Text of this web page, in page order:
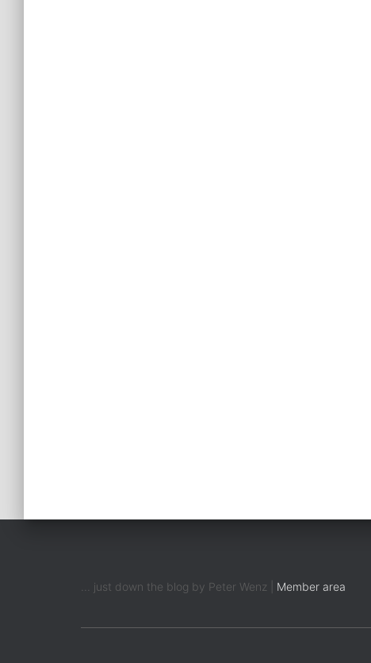
... just down the blog by Peter Wenz | Member area